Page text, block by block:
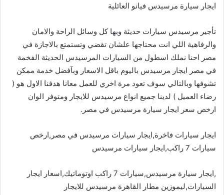
ايجار سيارة مرسيدس فيانو العائلية
تأجير مرسيدس سيارات حديثة وبها كل وسائل الراحة والامان
والرفاهية اللي انت محتاجها علشان تقضي وتستمتع بالاجازة في
مصر احنا نملك اسطول من السيارات المرسيدس الحديثة الفخمة
في مصر ايجار مرسيدس باليوم باقل الاسعار وبآفضل خدمة ممكن
تشوفها وبالتالي سوف تعود مرة اخري للعمل معانا هدفنا الاول هو (
رضاء العميل ) لدينا جميع انواع مرسيدس للايجار ومتوفر الوان
ارخص سعر ايجار سيارة مرسيدس في مصر.
ايجار سيارات فاخرة,ايجار سيارات مرسيدس في مصر,ارخص
سيارات 7 راكب,ايجار سيارات مرسيدس
,ايجار سيارة مرسيدس,سيارات 7 راكب اوتوماتيك,اسعار ايجار
السيارات,ليموزين مطار القاهرة مرسيدس للايجار